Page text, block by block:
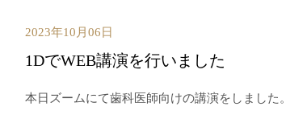
2023年10月06日
1DでWEB講演を行いました
本日ズームにて歯科医師向けの講演をしました。